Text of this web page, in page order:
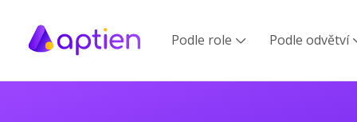
Podle role  Podle odvětví